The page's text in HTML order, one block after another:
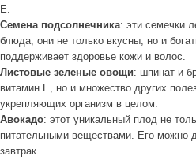
Е.
Семена подсолнечника: эти семечки
блюда, они не только вкусны, но и
поддерживает здоровье кожи и волос.
Листовые зеленые овощи: шпинат и
витамин Е, но и множество других
укрепляющих организм в целом.
Авокадо: этот уникальный плод не
питательными веществами. Его можно
завтрак.